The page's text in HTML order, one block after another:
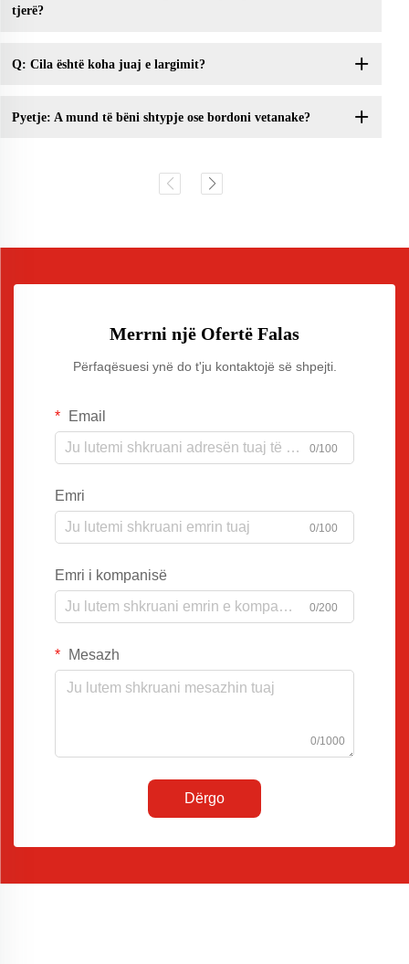
tjerë?
Q: Cila është koha juaj e largimit?
Pyetje: A mund të bëni shtypje ose bordoni vetanake?
Merrni një Ofertë Falas
Përfaqësuesi ynë do t'ju kontaktojë së shpejti.
Email
0/100
Emri
0/100
Emri i kompanisë
0/200
Mesazh
0/1000
Dërgo